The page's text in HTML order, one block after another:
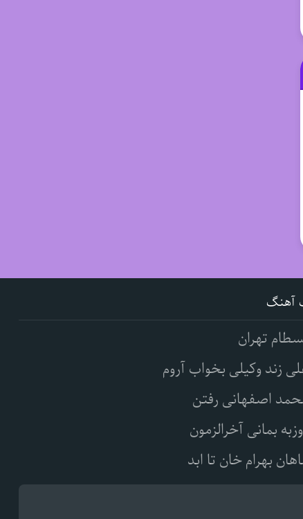
آهنگ
تهران
زند وکیلی بخواب آروم
اصفهانی رفتن
بمانی آخرالزمون
بهرام خان تا ابد